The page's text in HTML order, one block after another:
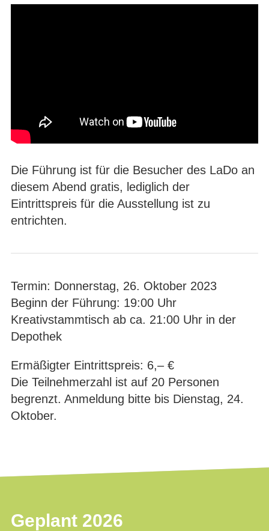
Die Führung ist für die Besucher des LaDo an
diesem Abend gratis, lediglich der
Eintrittspreis für die Ausstellung ist zu
entrichten.
Termin: Donnerstag, 26. Oktober 2023
Beginn der Führung: 19:00 Uhr
Kreativstammtisch ab ca. 21:00 Uhr in der
Depothek
Ermäßigter Eintrittspreis: 6,– €
Die Teilnehmerzahl ist auf 20 Personen
begrenzt. Anmeldung bitte bis Dienstag, 24.
Oktober.
Geplant 2026